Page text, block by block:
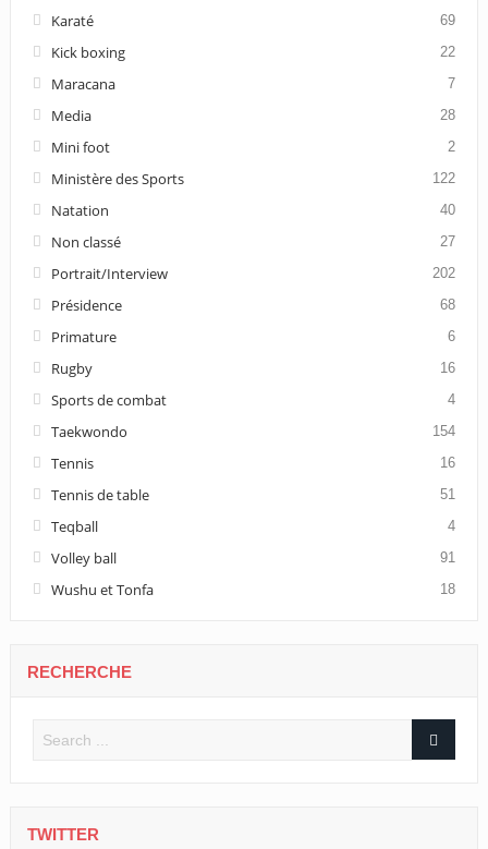
Karaté 69
Kick boxing 22
Maracana 7
Media 28
Mini foot 2
Ministère des Sports 122
Natation 40
Non classé 27
Portrait/Interview 202
Présidence 68
Primature 6
Rugby 16
Sports de combat 4
Taekwondo 154
Tennis 16
Tennis de table 51
Teqball 4
Volley ball 91
Wushu et Tonfa 18
RECHERCHE
TWITTER